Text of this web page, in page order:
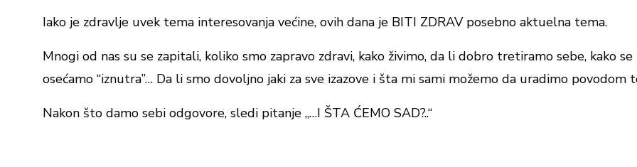
Iako je zdravlje uvek tema interesovanja većine, ovih dana je BITI ZDRAV posebno aktuelna tema.
Mnogi od nas su se zapitali, koliko smo zapravo zdravi, kako živimo, da li dobro tretiramo sebe, kako se
osećamo “iznutra”… Da li smo dovoljno jaki za sve izazove i šta mi sami možemo da uradimo povodom
Nakon što damo sebi odgovore, sledi pitanje „…I ŠTA ĆEMO SAD?..“